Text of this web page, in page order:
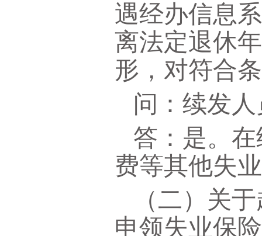
遇经办信息
离法定退休
形，对符合
问：续发
答：是。
费等其他失
（二）关
申领失业保